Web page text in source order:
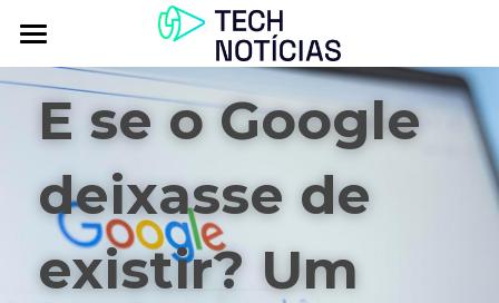
Atualidade
Explorar
Podcasts
Inbox
Contactos
E se o Google
deixasse de
existir? Um